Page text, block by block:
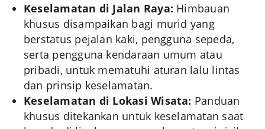
Keselamatan di Jalan Raya: Himbauan
khusus disampaikan bagi murid yang
berstatus pejalan kaki, pengguna sepeda,
serta pengguna kendaraan umum atau
pribadi, untuk mematuhi aturan lalu lintas
dan prinsip keselamatan.
Keselamatan di Lokasi Wisata: Panduan
khusus ditekankan untuk keselamatan saat